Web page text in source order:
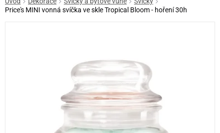
Price's MINI vonná svíčka ve skle Tropical Bloom - hoření 30h